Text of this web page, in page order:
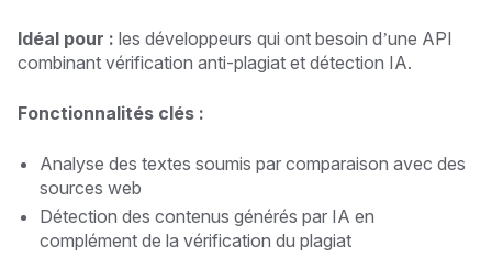
Idéal pour : les développeurs qui ont besoin d’une API
combinant vérification anti-plagiat et détection IA.
Fonctionnalités clés :
Analyse des textes soumis par comparaison avec des
sources web
Détection des contenus générés par IA en
complément de la vérification du plagiat